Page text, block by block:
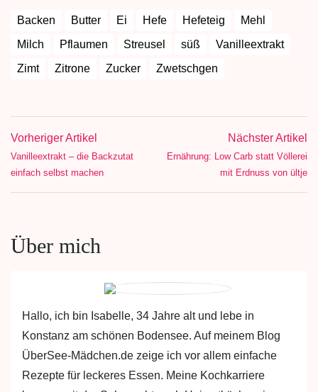
Backen Butter Ei Hefe Hefeteig
Mehl
Milch
Pflaumen Streusel süß
Vanilleextrakt
Zimt
Zitrone Zucker Zwetschgen
Vorheriger Artikel
Vanilleextrakt – die Backzutat
einfach selbst machen
Nächster Artikel
Ernährung: Low Carb statt Völlerei
mit Erdnuss von ültje
Über mich
Hallo, ich bin Isabelle, 34 Jahre alt und lebe in
Konstanz am schönen Bodensee. Auf meinem Blog
ÜberSee-Mädchen.de zeige ich vor allem einfache
Rezepte für leckeres Essen. Meine Kochkarriere